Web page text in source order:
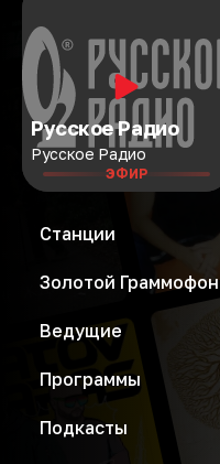
Русское Радио
Русское Радио
ЭФИР
Станции
Золотой Граммофон
Ведущие
Программы
Подкасты